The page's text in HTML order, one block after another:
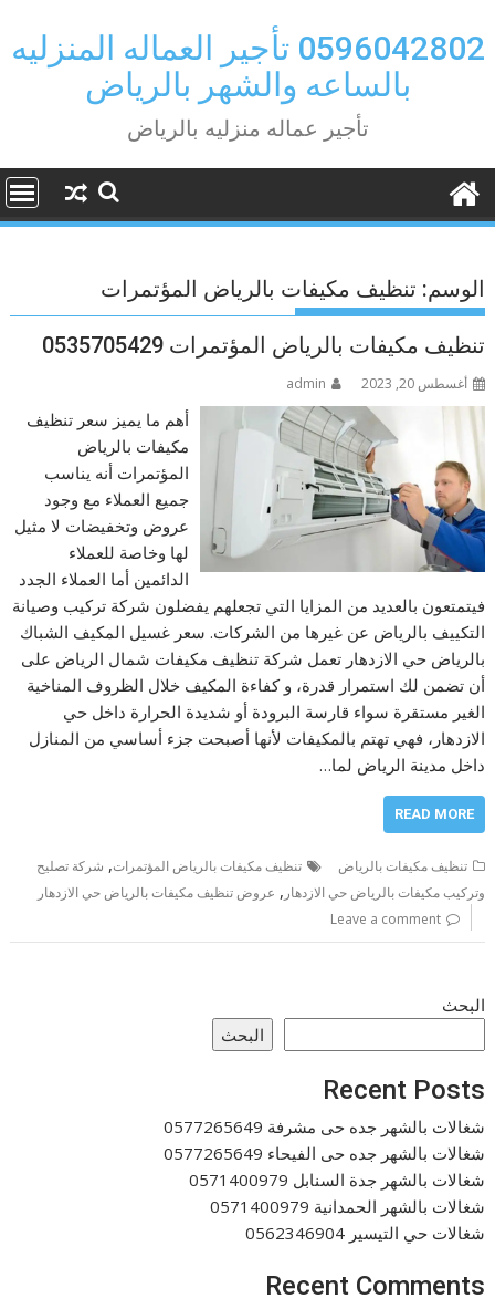
to
content
0596042802 تأجير العماله المنزليه
بالساعه والشهر بالرياض
تأجير عماله منزليه بالرياض
الوسم: تنظيف مكيفات بالرياض المؤتمرات
تنظيف مكيفات بالرياض المؤتمرات 0535705429
أغسطس 20, 2023 admin
أهم ما يميز سعر تنظيف
مكيفات بالرياض
المؤتمرات أنه يناسب
جميع العملاء مع وجود
عروض وتخفيضات لا مثيل
لها وخاصة للعملاء
الدائمين أما العملاء الجدد
فيتمتعون بالعديد من المزايا التي تجعلهم يفضلون شركة تركيب وصيانة
التكييف بالرياض عن غيرها من الشركات. سعر غسيل المكيف الشباك
بالرياض حي الازدهار تعمل شركة تنظيف مكيفات شمال الرياض على
أن تضمن لك استمرار قدرة، و كفاءة المكيف خلال الظروف المناخية
الغير مستقرة سواء قارسة البرودة أو شديدة الحرارة داخل حي
الازدهار، فهي تهتم بالمكيفات لأنها أصبحت جزء أساسي من المنازل
داخل مدينة الرياض لما…
READ MORE
تنظيف مكيفات بالرياض تنظيف مكيفات بالرياض المؤتمرات, شركة تصليح
وتركيب مكيفات بالرياض حي الازدهار , عروض تنظيف مكيفات بالرياض حي الازدهار
Leave a comment
البحث
البحث
Recent Posts
شغالات بالشهر جده حى مشرفة 0577265649
شغالات بالشهر جده حى الفيحاء 0577265649
شغالات بالشهر جدة السنابل 0571400979
شغالات بالشهر الحمدانية 0571400979
شغالات حي التيسير 0562346904
Recent Comments